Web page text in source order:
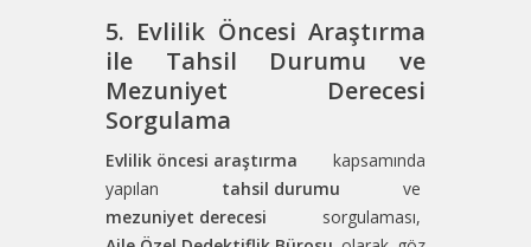
5. Evlilik Öncesi Araştırma
ile Tahsil Durumu ve
Mezuniyet Derecesi
Sorgulama
Evlilik öncesi araştırma kapsamında
yapılan tahsil durumu ve
mezuniyet derecesi sorgulaması,